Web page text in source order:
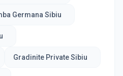
Germana Sibiu
Gradinite Private Sibiu